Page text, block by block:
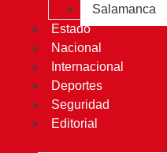
Salamanca
Estado
Nacional
Internacional
Deportes
Seguridad
Editorial